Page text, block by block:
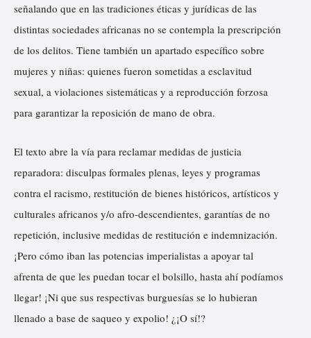
señalando que en las tradiciones éticas y jurídicas de las
distintas sociedades africanas no se contempla la prescripción
de los delitos. Tiene también un apartado específico sobre
mujeres y niñas: quienes fueron sometidas a esclavitud
sexual, a violaciones sistemáticas y a reproducción forzosa
para garantizar la reposición de mano de obra.
El texto abre la vía para reclamar medidas de justicia
reparadora: disculpas formales plenas, leyes y programas
contra el racismo, restitución de bienes históricos, artísticos y
culturales africanos y/o afro-descendientes, garantías de no
repetición, inclusive medidas de restitución e indemnización.
¡Pero cómo iban las potencias imperialistas a apoyar tal
afrenta de que les puedan tocar el bolsillo, hasta ahí podíamos
llegar! ¡Ni que sus respectivas burguesías se lo hubieran
llenado a base de saqueo y expolio! ¿¡O sí!?